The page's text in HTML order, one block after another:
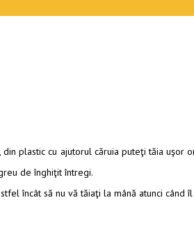
plastic cu ajutorul căruia puteţi tăia uşor
de înghiţit întregi.
încât să nu vă tăiaţi la mână atunci când